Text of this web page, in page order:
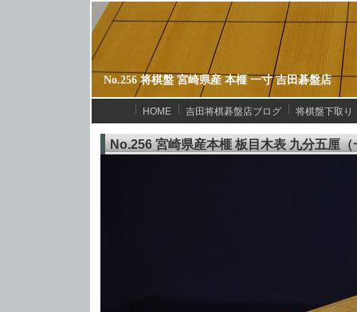
No.256 将棋盤 宮崎県産 本榧 一寸 吉田碁盤店
HOME 吉田将棋碁盤店ブログ 将棋盤下取り
No.256 宮崎県産本榧 板目木表 九分五厘（